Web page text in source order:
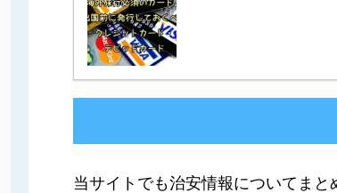
当サイトでも治安情報についてま